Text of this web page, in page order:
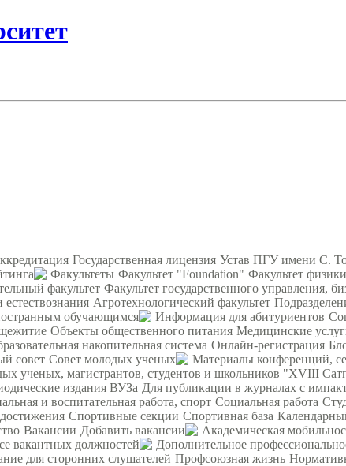
Государственная лицензия Устав ПГУ имени С.
Факультеты Факультет "Foundation" Факультет
факультет Факультет государственного управления,
Агротехнологический факультет
обучающимся Информация для абитуриентов
Объекты общественного питания Медицинские
накопительная система Онлайн-регистрация
совет Совет молодых ученых
Материалы конференций,
магистрантов, студентов и школьников "XVIII
издания ВУЗа Для публикации в журналах с
и воспитательная работа, спорт Социальная работа
Спортивные секции Спортивная база
Вакансии Добавить вакансии Академическая
вакантных должностей Дополнительное
для сторонних слушателей Профсоюзная жизнь